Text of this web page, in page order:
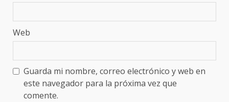
Web
Guarda mi nombre, correo electrónico y web en
este navegador para la próxima vez que
comente.